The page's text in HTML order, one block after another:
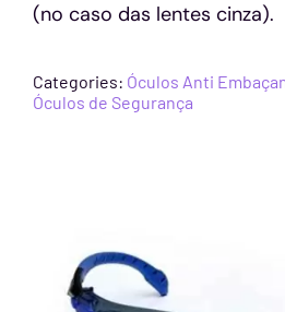
(no caso das lentes cinza).
Categories: Óculos Anti
Óculos de Segurança